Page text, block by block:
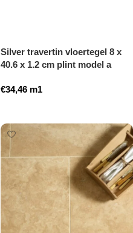
Silver travertin vloertegel 8 x
40.6 x 1.2 cm plint model a
€34,46 m1